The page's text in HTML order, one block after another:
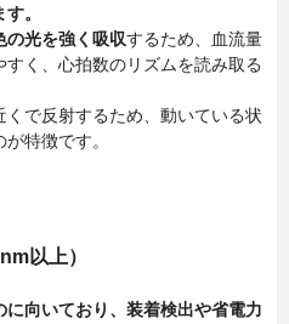
。
の光を強く吸収するため、血流量
く、心拍数のリズムを読み取る
くで反射するため、動いている状
特徴です。
以上）
向いており、装着検出や省電力